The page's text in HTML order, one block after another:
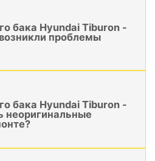
бака Hyundai Tiburon -
проблемы
бака Hyundai Tiburon -
неоригинальные